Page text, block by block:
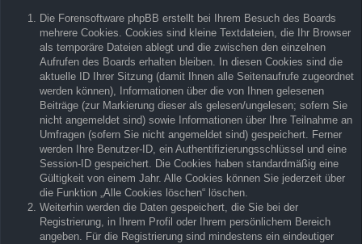
Die Forensoftware phpBB erstellt bei Ihrem Besuch des Boards
mehrere Cookies. Cookies sind kleine Textdateien, die Ihr Browser
als temporäre Dateien ablegt und die zwischen den einzelnen
Aufrufen des Boards erhalten bleiben. In diesen Cookies sind die
aktuelle ID Ihrer Sitzung (damit Ihnen alle Seitenaufrufe zugeordnet
werden können), Informationen über die von Ihnen gelesenen
Beiträge (zur Markierung dieser als gelesen/ungelesen; sofern Sie
nicht angemeldet sind) sowie Informationen über Ihre Teilnahme an
Umfragen (sofern Sie nicht angemeldet sind) gespeichert. Ferner
werden Ihre Benutzer-ID, ein Authentifizierungsschlüssel und eine
Session-ID gespeichert. Die Cookies haben standardmäßig eine
Gültigkeit von einem Jahr. Alle Cookies können Sie jederzeit über
die Funktion „Alle Cookies löschen“ löschen.
Weiterhin werden die Daten gespeichert, die Sie bei der
Registrierung, in Ihrem Profil oder Ihrem persönlichem Bereich
angeben. Für die Registrierung sind mindestens ein eindeutiger